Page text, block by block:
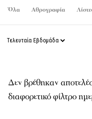
Όλα Αθρογραφία
Δεν βρέθηκαν
διαφορετικό φίλτρο